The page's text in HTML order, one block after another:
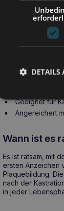
die Kontrolle von
Leckerlis sind
eine gesunde
Hilft bei der
Geeignet für
Angereichert
Wann ist es
Es ist ratsam, mit
ersten Anzeichen
Plaquebildung.
nach der
in jeder
DETAILS